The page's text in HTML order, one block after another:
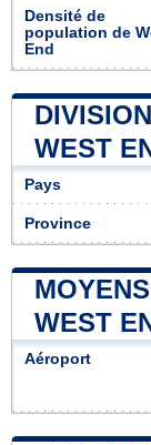
Densité de
population de
End
WEST
Pays
Province
WEST
Aéroport